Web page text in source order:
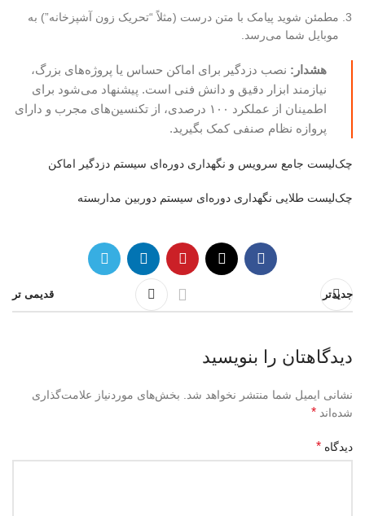
مطمئن شوید پیامک با متن درست (مثلاً “تحریک زون آشپزخانه”) به
موبایل شما می‌رسد.
هشدار: نصب دزدگیر برای اماکن حساس یا پروژه‌های بزرگ،
نیازمند ابزار دقیق و دانش فنی است. پیشنهاد می‌شود برای
اطمینان از عملکرد ۱۰۰ درصدی، از تکنسین‌های مجرب و دارای
پروازه نظام صنفی کمک بگیرید.
چک‌لیست جامع سرویس و نگهداری دوره‌ای سیستم دزدگیر اماکن
چک‌لیست طلایی نگهداری دوره‌ای سیستم دوربین مداربسته
جدیدتر قدیمی تر
دیدگاهتان را بنویسید
نشانی ایمیل شما منتشر نخواهد شد.
بخش‌های موردنیاز علامت‌گذاری
شده‌اند *
دیدگاه *